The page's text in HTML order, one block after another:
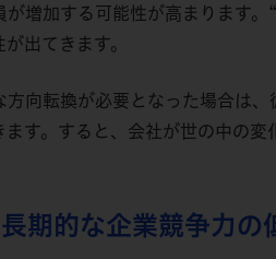
増加する可能性が高まります
出てきます。
向転換が必要となった場合は
す。すると、会社が世の中の変
期的な企業競争力の